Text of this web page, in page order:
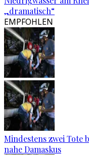
„dramatisch“
EMPFOHLEN
Mindestens zwei Tote
nahe Damaskus